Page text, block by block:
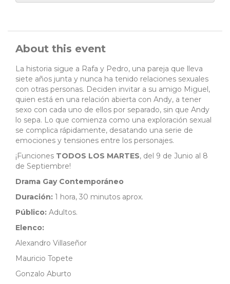
About this event
La historia sigue a Rafa y Pedro, una pareja que lleva
siete años junta y nunca ha tenido relaciones sexuales
con otras personas. Deciden invitar a su amigo Miguel,
quien está en una relación abierta con Andy, a tener
sexo con cada uno de ellos por separado, sin que Andy
lo sepa. Lo que comienza como una exploración sexual
se complica rápidamente, desatando una serie de
emociones y tensiones entre los personajes.
¡Funciones TODOS LOS MARTES, del 9 de Junio al 8
de Septiembre!
Drama Gay Contemporáneo
Duración: 1 hora, 30 minutos aprox.
Público: Adultos.
Elenco:
Alexandro Villaseñor
Mauricio Topete
Gonzalo Aburto